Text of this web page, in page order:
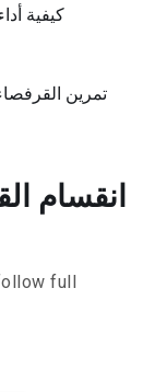
كيفية
تمرين
full